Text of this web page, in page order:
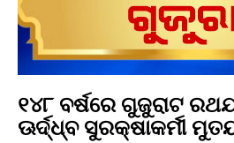
୧୪୮ ବର୍ଷରେ ଗୁଜୁରାଟ
ଊର୍ଦ୍ଧ୍ବ ସୁରକ୍ଷାକର୍ମୀ